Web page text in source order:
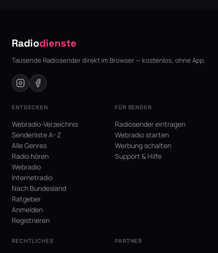
Radiodienste
Tausende Radiosender direkt im Browser — kostenlos, ohne App.
ENTDECKEN
Webradio-Verzeichnis
Senderliste A–Z
Alle Genres
Radio hören
Webradio
Internetradio
Nach Bundesland
Ratgeber
Anmelden
Registrieren
FÜR SENDER
Radiosender eintragen
Webradio starten
Werbung schalten
Support & Hilfe
RECHTLICHES PARTNER